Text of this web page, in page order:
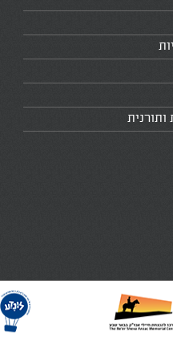
ותורנית